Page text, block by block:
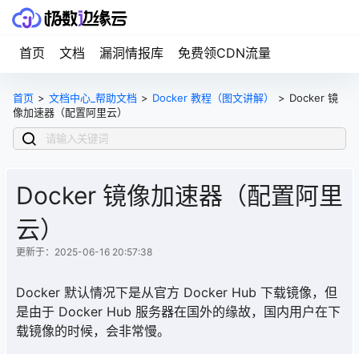
首页 文档 漏洞情报库 免费领CDN流量
首页 > 文档中心_帮助文档 > Docker 教程（图文讲解） > Docker 镜
像加速器（配置阿里云）
Docker 镜像加速器（配置阿里
云）
更新于：2025-06-16 20:57:38
Docker 默认情况下是从官方 Docker Hub 下载镜像，但
是由于 Docker Hub 服务器在国外的缘故，国内用户在下
载镜像的时候，会非常慢。